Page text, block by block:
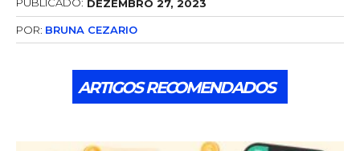
PUBLICADO: DEZEMBRO 27, 2023
POR: BRUNA CEZARIO
ARTIGOS RECOMENDADOS